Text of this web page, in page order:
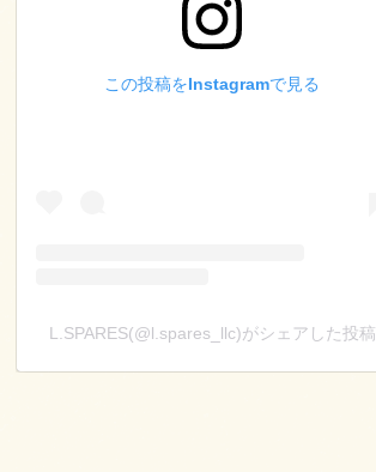
この投稿をInstagramで見る
L.SPARES(@l.spares_llc)がシェアした投稿